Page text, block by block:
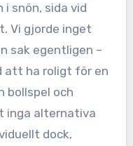
i snön, sida vid
Vi gjorde inget
sak egentligen –
att ha roligt för en
bollspel och
inga alternativa
dock,